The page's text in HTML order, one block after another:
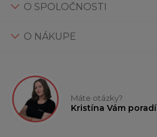
O SPOLOČNOSTI
O NÁKUPE
Máte otázky?
Kristína Vám poradí